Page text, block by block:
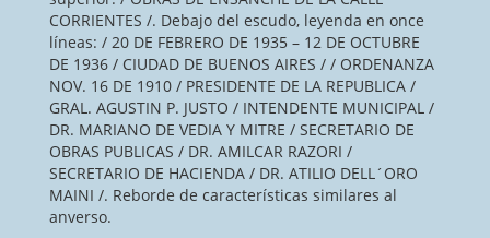
CORRIENTES /. Debajo del escudo, leyenda en once
líneas: / 20 DE FEBRERO DE 1935 – 12 DE OCTUBRE
DE 1936 / CIUDAD DE BUENOS AIRES / / ORDENANZA
NOV. 16 DE 1910 / PRESIDENTE DE LA REPUBLICA /
GRAL. AGUSTIN P. JUSTO / INTENDENTE MUNICIPAL /
DR. MARIANO DE VEDIA Y MITRE / SECRETARIO DE
OBRAS PUBLICAS / DR. AMILCAR RAZORI /
SECRETARIO DE HACIENDA / DR. ATILIO DELL´ORO
MAINI /. Reborde de características similares al
anverso.